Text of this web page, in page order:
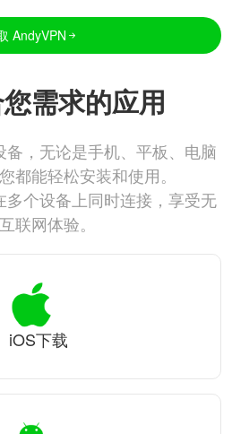
AndyVPN
需求的应用
，无论是手机、平板、电脑
都能轻松安装和使用。
个设备上同时连接，享受无
联网体验。
iOS下载